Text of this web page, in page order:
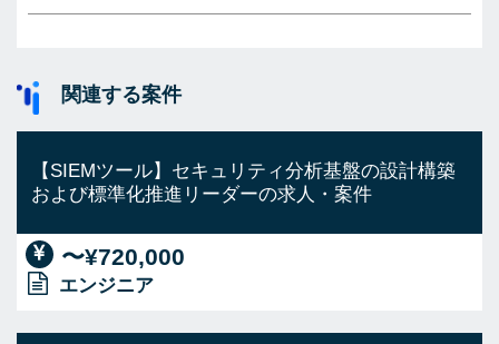
関連する案件
【SIEMツール】セキュリティ分析基盤の設計構築
および標準化推進リーダーの求人・案件
〜¥720,000
エンジニア